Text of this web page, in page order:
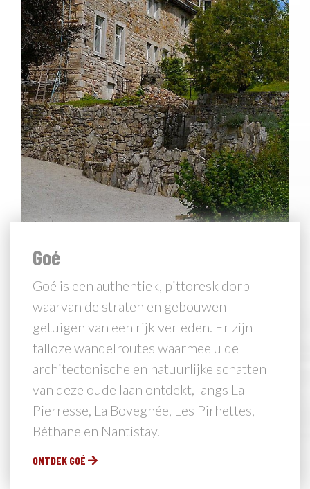
Goé
Goé is een authentiek, pittoresk dorp
waarvan de straten en gebouwen
getuigen van een rijk verleden. Er zijn
talloze wandelroutes waarmee u de
architectonische en natuurlijke schatten
van deze oude laan ontdekt, langs La
Pierresse, La Bovegnée, Les Pirhettes,
Béthane en Nantistay.
ONTDEK GOÉ